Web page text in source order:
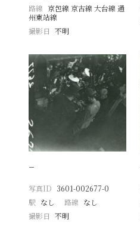
路線 京包線 京古線 大台線 通
州東站線
撮影日
不明
−
写真ID 3601-002677-0
駅 なし 路線 なし
撮影日
不明